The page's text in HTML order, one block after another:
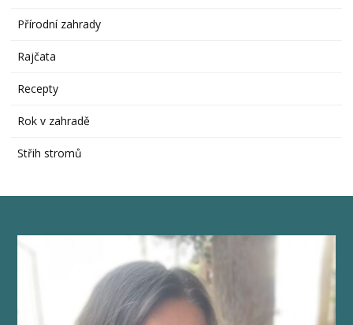
Přírodní zahrady
Rajčata
Recepty
Rok v zahradě
Střih stromů